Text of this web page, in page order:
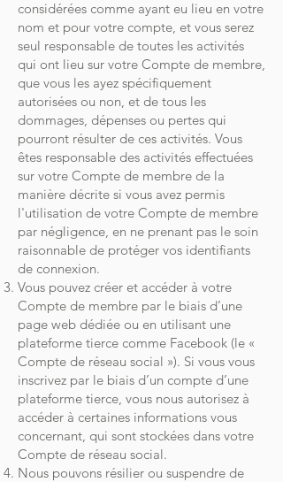
considérées comme ayant eu lieu en votre
nom et pour votre compte, et vous serez
seul responsable de toutes les activités
qui ont lieu sur votre Compte de membre,
que vous les ayez spécifiquement
autorisées ou non, et de tous les
dommages, dépenses ou pertes qui
pourront résulter de ces activités. Vous
êtes responsable des activités effectuées
sur votre Compte de membre de la
manière décrite si vous avez permis
l'utilisation de votre Compte de membre
par négligence, en ne prenant pas le soin
raisonnable de protéger vos identifiants
de connexion.
Vous pouvez créer et accéder à votre
Compte de membre par le biais d’une
page web dédiée ou en utilisant une
plateforme tierce comme Facebook (le «
Compte de réseau social »). Si vous vous
inscrivez par le biais d’un compte d’une
plateforme tierce, vous nous autorisez à
accéder à certaines informations vous
concernant, qui sont stockées dans votre
Compte de réseau social.
Nous pouvons résilier ou suspendre de